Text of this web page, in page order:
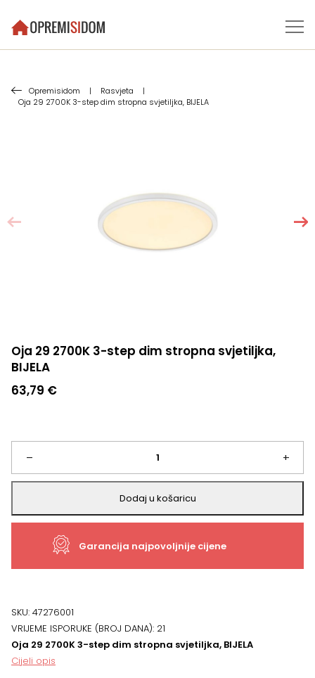
Opremisidom | Rasvjeta
|
Oja 29 2700K 3-step dim stropna svjetiljka, BIJELA
Oja 29 2700K 3-step dim stropna svjetiljka,
BIJELA
63,79 €
–
29
2700K
dim
svjetiljka,
+
Dodaj u košaricu
Garancija najpovoljnije cijene
SKU: 47276001
VRIJEME ISPORUKE (BROJ DANA): 21
Oja 29 2700K 3-step dim stropna svjetiljka, BIJELA
Cijeli opis